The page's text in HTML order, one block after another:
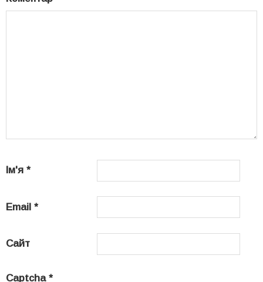
Ім'я *
Email *
Сайт
Captcha *